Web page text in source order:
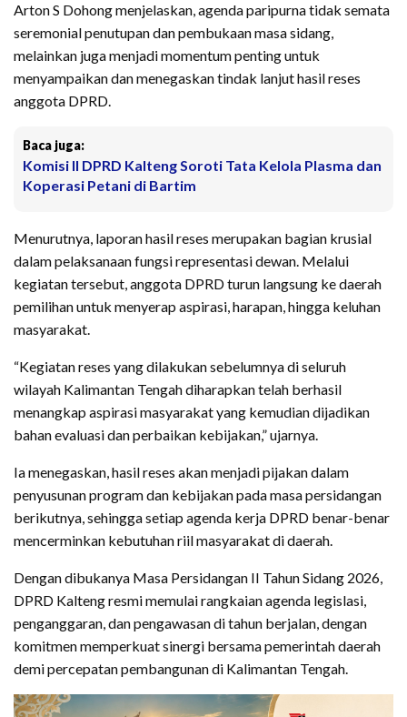
Arton S Dohong menjelaskan, agenda paripurna tidak semata
seremonial penutupan dan pembukaan masa sidang,
melainkan juga menjadi momentum penting untuk
menyampaikan dan menegaskan tindak lanjut hasil reses
anggota DPRD.
Baca juga:
Komisi II DPRD Kalteng Soroti Tata Kelola Plasma dan
Koperasi Petani di Bartim
Menurutnya, laporan hasil reses merupakan bagian krusial
dalam pelaksanaan fungsi representasi dewan. Melalui
kegiatan tersebut, anggota DPRD turun langsung ke daerah
pemilihan untuk menyerap aspirasi, harapan, hingga keluhan
masyarakat.
“Kegiatan reses yang dilakukan sebelumnya di seluruh
wilayah Kalimantan Tengah diharapkan telah berhasil
menangkap aspirasi masyarakat yang kemudian dijadikan
bahan evaluasi dan perbaikan kebijakan,” ujarnya.
Ia menegaskan, hasil reses akan menjadi pijakan dalam
penyusunan program dan kebijakan pada masa persidangan
berikutnya, sehingga setiap agenda kerja DPRD benar-benar
mencerminkan kebutuhan riil masyarakat di daerah.
Dengan dibukanya Masa Persidangan II Tahun Sidang 2026,
DPRD Kalteng resmi memulai rangkaian agenda legislasi,
penganggaran, dan pengawasan di tahun berjalan, dengan
komitmen memperkuat sinergi bersama pemerintah daerah
demi percepatan pembangunan di Kalimantan Tengah.